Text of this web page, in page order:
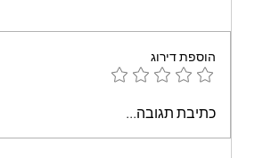
עוגת שוקולד קלה וממכרת
הוספת דירוג
כתיבת תגובה...